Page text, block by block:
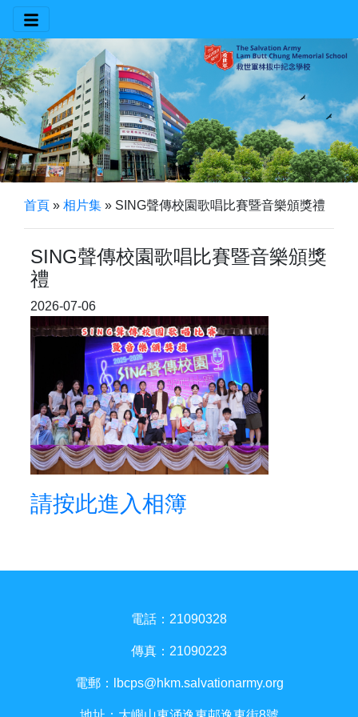
首頁 » 相片集 » SING聲傳校園歌唱比賽暨音樂頒獎禮
SING聲傳校園歌唱比賽暨音樂頒獎
禮
2026-07-06
請按此進入相簿
電話：21090328
傳真：21090223
電郵： lbcps@hkm.salvationarmy.org